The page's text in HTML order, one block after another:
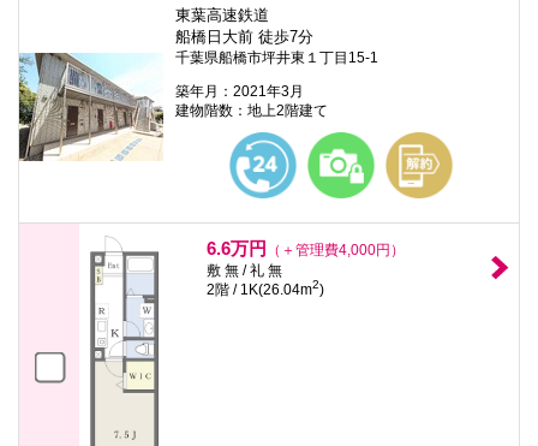
東葉高速鉄道
船橋日大前 徒歩7分
千葉県船橋市坪井東１丁目15-1
築年月：2021年3月
建物階数：地上2階建て
6.6万円
（＋管理費4,000円）
敷 無 / 礼 無
2階 / 1K(26.04m2)